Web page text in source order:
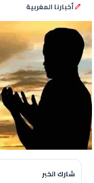
أخبارنا المغربية
شارك الخبر